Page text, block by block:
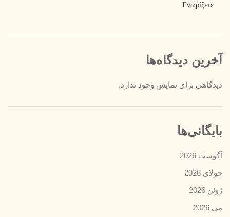
Γνωρίζετε
آخرین دیدگاه‌ها
دیدگاهی برای نمایش وجود ندارد.
بایگانی‌ها
آگوست 2026
جولای 2026
ژوئن 2026
می 2026